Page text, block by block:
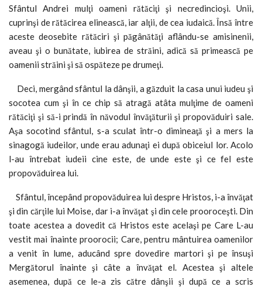
Sfântul Andrei mulţi oameni rătăciţi şi necredincioşi. Unii,
cuprinşi de rătăcirea elinească, iar alţii, de cea iudaică. Însă între
aceste deosebite rătăciri şi păgânătăţi aflându-se amisinenii,
aveau şi o bunătate, iubirea de străini, adică să primească pe
oamenii străini şi să ospăteze pe drumeţi.
Deci, mergând sfântul la dânşii, a găzduit la casa unui iudeu şi
socotea cum şi în ce chip să atragă atâta mulţime de oameni
rătăciţi şi să-i prindă în năvodul învăţăturii şi propovăduiri sale.
Aşa socotind sfântul, s-a sculat într-o dimineaţă şi a mers la
sinagogă iudeilor, unde erau adunaţi ei după obiceiul lor. Acolo
l-au întrebat iudeii cine este, de unde este şi ce fel este
propovăduirea lui.
Sfântul, începând propovăduirea lui despre Hristos, i-a învăţat
şi din cărţile lui Moise, dar i-a învăţat şi din cele prooroceşti. Din
toate acestea a dovedit că Hristos este acelaşi pe Care L-au
vestit mai înainte proorocii; Care, pentru mântuirea oamenilor
a venit în lume, aducând spre dovedire martori şi pe însuşi
Mergătorul înainte şi câte a învăţat el. Acestea şi altele
asemenea, după ce le-a zis către dânşii şi după ce a scris